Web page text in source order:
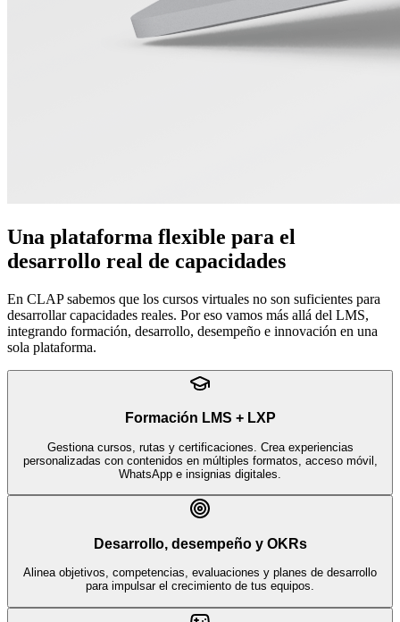
Una plataforma flexible para el
desarrollo real de capacidades
En CLAP sabemos que los cursos virtuales no son suficientes para
desarrollar capacidades reales. Por eso vamos más allá del LMS,
integrando formación, desarrollo, desempeño e innovación en una
sola plataforma.
Formación LMS + LXP
Gestiona cursos, rutas y certificaciones. Crea experiencias
personalizadas con contenidos en múltiples formatos, acceso móvil,
WhatsApp e insignias digitales.
Desarrollo, desempeño y OKRs
Alinea objetivos, competencias, evaluaciones y planes de desarrollo
para impulsar el crecimiento de tus equipos.